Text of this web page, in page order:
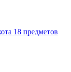
18 предметов